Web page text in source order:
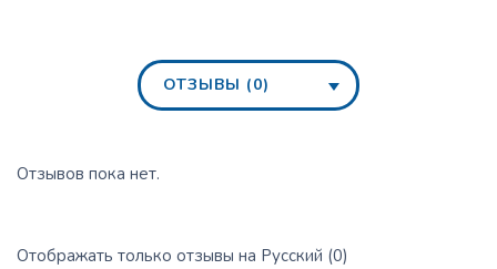
ОТЗЫВЫ (0)
Отзывов пока нет.
Отображать только отзывы на Русский (0)